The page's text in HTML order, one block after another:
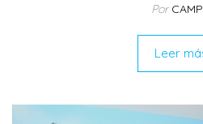
Por
Leer